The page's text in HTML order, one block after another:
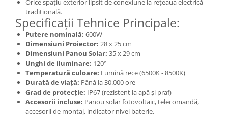
Orice spațiu exterior lipsit de conexiune la rețeaua electrică
tradițională.
Specificații Tehnice Principale:
Putere nominală: 600W
Dimensiuni Proiector: 28 x 25 cm
Dimensiuni Panou Solar: 35 x 29 cm
Unghi de iluminare: 120°
Temperatură culoare: Lumină rece (6500K - 8500K)
Durată de viață: Până la 30.000 ore
Grad de protecție: IP67 (rezistent la apă și praf)
Accesorii incluse: Panou solar fotovoltaic, telecomandă,
accesorii de montaj, indicator nivel baterie.